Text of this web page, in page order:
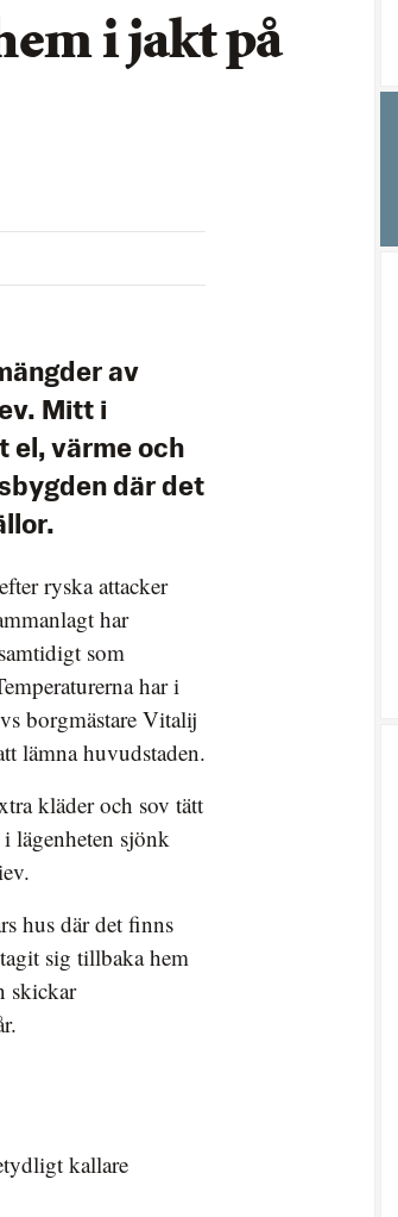
i jakt på
av
Mitt i
el, värme och
där det
ryska attacker
har
som
har i
borgmästare Vitalij
lämna huvudstaden.
kläder och sov tätt
lägenheten sjönk
hus där det finns
sig tillbaka hem
skickar
kallare